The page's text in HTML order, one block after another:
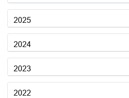
2025
2024
2023
2022